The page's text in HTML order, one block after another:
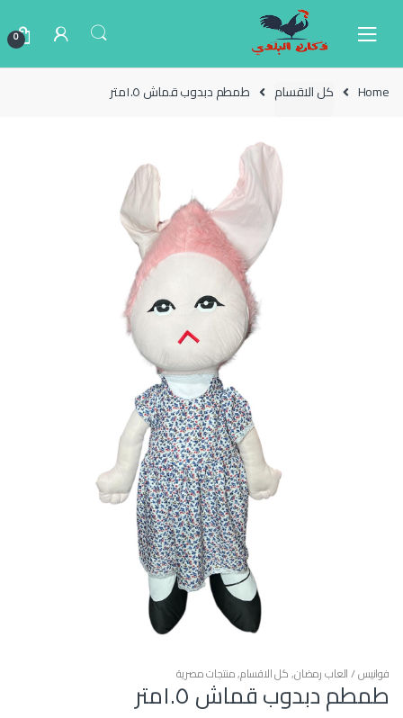
0
Home كل الاقسام طمطم دبدوب قماش ١.٥متر
فوانيس / العاب رمضان,كل الاقسام,منتجات مصرية
طمطم دبدوب قماش ١.٥متر